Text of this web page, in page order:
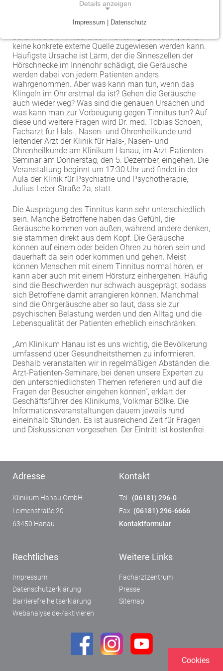
Vereinbarkeit von Beruf und Leben
Mitarbeitervorteile
Kinder- und Jugendmedizin
Neurologie
Psychiatrie und Psychotherapie
Anästhesiologie, operative Intensivmedizin und
Schmerztherapie
Gynäkologie und Geburtshilfe
Hals-, Nase- und Ohren-Erkrankungen
Dermatologie und Allergologie
Alle Kliniken, Fachbereiche und Zentren
Traumazentrum
Tumorzentrum
Viszeralonkologisches Zentrum (Darm, Pankreas)
Vorhofflimmerzentrum
Zentrum für Arbeitsmedizin, Arbeitssicherheit und
Brandschutz
Zentrum für Kinderdiabetes (DDG)
Zentrum für Lymphome und Leukämien
Alle Kliniken, Fachbereiche und Zentren
Patientenfürsprecher
Physiotherapie
Seelsorge
Soziale Dienste
Alle Kliniken, Fachbereiche und Zentren
Es pfeift, es klingelt, es brummt oder pocht im Ohr – und
kein anderer kann es hören: Jeder Zweite leidet
mindestens einmal im Leben unter Ohrgeräuschen, auch
bekannt als Tinnitus, also Phantomgeräuschen, denen
keine konkrete externe Quelle zugewiesen werden kann.
Häufigste Ursache ist Lärm, der die Sinneszellen der
Hörschnecke im Innenohr schädigt, die Geräusche
werden dabei von jedem Patienten anders
wahrgenommen. Aber was kann man tun, wenn das
Klingeln im Ohr erstmal da ist? Gehen die Geräusche
auch wieder weg? Was sind die genauen Ursachen und
was kann man zur Vorbeugung gegen Tinnitus tun? Auf
diese und weitere Fragen wird Dr. med. Tobias Schoen,
Facharzt für Hals-, Nasen- und Ohrenheilkunde und
leitender Arzt der Klinik für Hals-, Nasen- und
Ohrenheilkunde am Klinikum Hanau, im Arzt-Patienten-
Seminar am Donnerstag, den 5. Dezember, eingehen. Die
Veranstaltung beginnt um 17:30 Uhr und findet in der
Aula der Klinik für Psychiatrie und Psychotherapie,
Julius-Leber-Straße 2a, statt.
Die Ausprägung des Tinnitus kann sehr unterschiedlich
sein. Manche Betroffene haben das Gefühl, die
Geräusche kommen von außen, während andere denken,
sie stammen direkt aus dem Kopf. Die Geräusche
können auf einem oder beiden Ohren zu hören sein und
dauerhaft da sein oder kommen und gehen. Meist
können Menschen mit einem Tinnitus normal hören, er
kann aber auch mit einem Hörsturz einhergehen. Häufig
sind die Beschwerden nur schwach ausgeprägt, sodass
sich Betroffene damit arrangieren können. Manchmal
sind die Ohrgeräusche aber so laut, dass sie zur
psychischen Belastung werden und den Alltag und die
Lebensqualität der Patienten erheblich einschränken.
„Am Klinikum Hanau ist es uns wichtig, die Bevölkerung
umfassend über Gesundheitsthemen zu informieren.
Deshalb veranstalten wir in regelmäßigen Abständen die
Arzt-Patienten-Seminare, bei denen unsere Experten zu
den unterschiedlichsten Themen referieren und auf die
Fragen der Besucher eingehen können“, erklärt der
Geschäftsführer des Klinikums, Volkmar Bölke. Die
Informationsveranstaltungen dauern jeweils rund
eineinhalb Stunden. Es ist ausreichend Zeit für Fragen
und Diskussionen vorgesehen. Der Eintritt ist kostenfrei.
Cookies
Adresse
Klinikum Hanau GmbH
Leimenstraße 20
63450 Hanau
Kontakt
Tel.: (06181) 296-0
Fax: (06181) 296-6666
Kontaktformular
Rechtliches
Impressum
Datenschutzerklärung
Barrierefreiheitserklärung
Webanalyse de-/aktivieren
Weitere Links
Facharztzentrum
Presse
Sitemap
Details anzeigen
Notwendige Cookies ermöglichen grundlegende
Funktionen und sind für die einwandfreie Funktion
der Website erforderlich.
Einverständnis-Cookie
Name:
cookie_consent
Zweck:
Dieser Cookie speichert die ausgewählten
Einverständnis-Optionen des Benutzers
Cookie Laufzeit:
EXTERNE MEDIEN
Um Inhalte von Videoplattformen und Social Media
Plattformen anzeigen zu können, werden von
diesen externen Medien Cookies gesetzt.
YouTube
Vimeo
Impressum | Datenschutz